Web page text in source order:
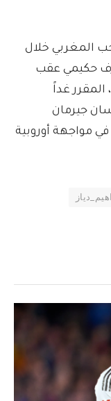
المغربي خلال
حكيمي عقب
المقرر غداً
جيرمان
في مواجهة أوروبية